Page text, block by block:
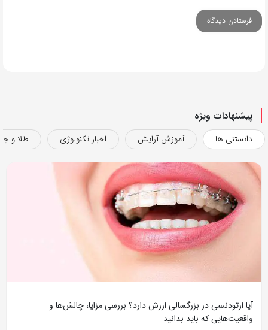
پیشنهادات ویژه
دانستنی ها آموزش آرایش اخبار تکنولوژی طلا و
آیا ارتودنسی در بزرگسالی ارزش دارد؟ بررسی مزایا، چالش‌ها و
واقعیت‌هایی که باید بدانید